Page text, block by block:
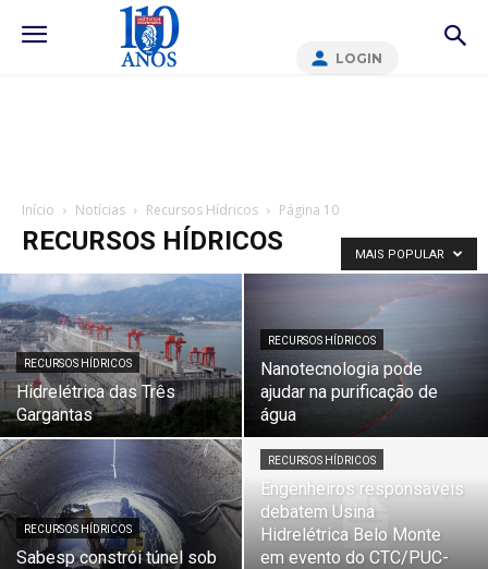
LOGIN
Início Notícias Recursos Hídricos Página 10
RECURSOS HÍDRICOS MAIS POPULAR
RECURSOS HÍDRICOS
Hidrelétrica das Três
Gargantas
RECURSOS HÍDRICOS
Nanotecnologia pode
ajudar na purificação de
água
RECURSOS HÍDRICOS
Sabesp constrói túnel sob
RECURSOS HÍDRICOS
Engenheiros responsáveis
debatem Usina
Hidrelétrica Belo Monte
em evento do CTC/PUC-